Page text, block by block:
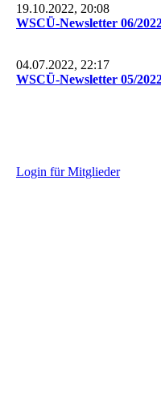
19.10.2022, 20:08
WSCÜ-Newsletter 06/
04.07.2022, 22:17
WSCÜ-Newsletter 05/
Login für Mitglieder